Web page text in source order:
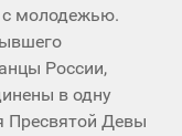
с молодежью.
России,
в одну
Пресвятой Девы